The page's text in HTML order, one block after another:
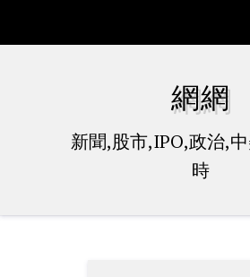
網網
新聞,股市,IPO,政治,
時